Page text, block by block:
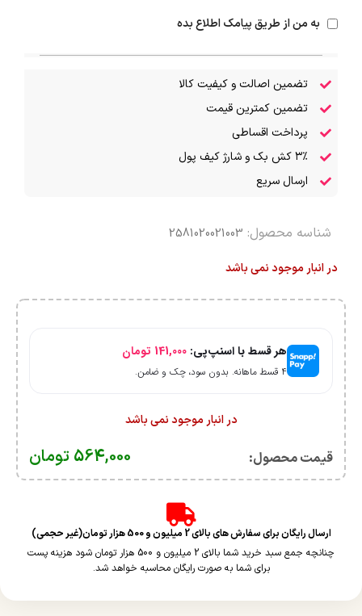
به من از طریق پیامک اطلاع بده
تضمین اصالت و کیفیت کالا
تضمین کمترین قیمت
پرداخت اقساطی
۳٪ کش بک و شارژ کیف پول
ارسال سریع
شناسه محصول: 2581020021003
در انبار موجود نمی باشد
هر قسط با اسنپ‌پی: 141,000 تومان
۴ قسط ماهانه. بدون سود، چک و ضامن.
در انبار موجود نمی باشد
قیمت محصول:​ 564,000 تومان
ارسال رایگان برای سفارش های بالای 2 میلیون و 500 هزار تومان(غیر حجمی)
چنانچه جمع سبد خرید شما بالای 2 میلیون و 500 هزار تومان شود هزینه پست
برای شما به صورت رایگان محاسبه خواهد شد.